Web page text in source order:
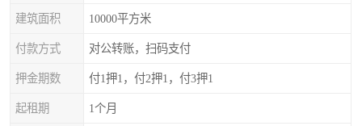
建筑面积 10000平方米
付款方式 对公转账，扫码支付
押金期数 付1押1，付2押1，付3押1
起租期 1个月